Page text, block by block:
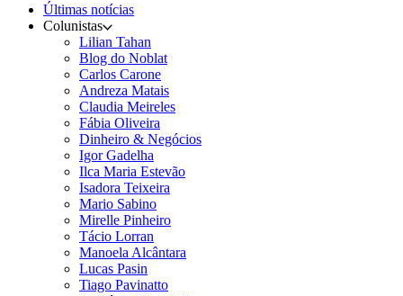
Últimas notícias
Colunistas
Lilian Tahan
Blog do Noblat
Carlos Carone
Andreza Matais
Claudia Meireles
Fábia Oliveira
Dinheiro & Negócios
Igor Gadelha
Ilca Maria Estevão
Isadora Teixeira
Mario Sabino
Mirelle Pinheiro
Tácio Lorran
Manoela Alcântara
Lucas Pasin
Tiago Pavinatto